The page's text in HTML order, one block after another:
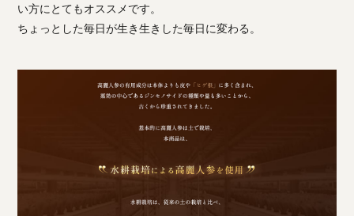
い方にとてもオススメです。
ちょっとした毎日が生き生きした毎日に変わる。